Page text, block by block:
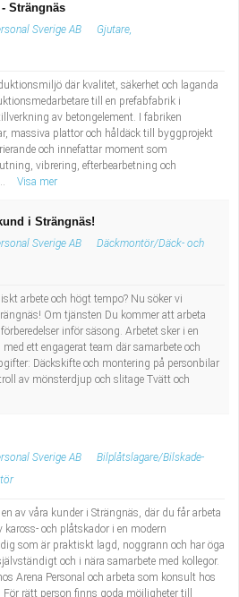
Strängnäs
Sverige AB
Gjutare,
där kvalitet, säkerhet och laganda
till en prefabfabrik i
av betongelement. I fabriken
massiva plattor och håldäck till byggprojekt
och innefattar moment som
vibrering, efterbearbetning och
Visa mer
i Strängnäs!
Sverige AB
Däckmontör/Däck- och
arbete och högt tempo? Nu söker vi
Om tjänsten Du kommer att arbeta
inför säsong. Arbetet sker i en
ett engagerat team där samarbete och
Däckskifte och montering på personbilar
av mönsterdjup och slitage Tvätt och
Sverige AB
Bilplåtslagare/Bilskade-
av våra kunder i Strängnäs, där du får arbeta
och plåtskador i en modern
som är praktiskt lagd, noggrann och har öga
och i nära samarbete med kollegor.
Arena Personal och arbeta som konsult hos
rätt person finns goda möjligheter till